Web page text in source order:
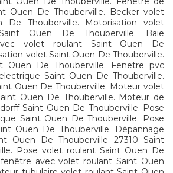
Ouen De Thouberville. Becker volet
De Thouberville. Motorisation volet
Ouen De Thouberville. Baie
volet roulant Saint Ouen De
volet Saint Ouen De Thouberville.
Ouen De Thouberville. Fenetre pvc
Saint Ouen De Thouberville.
Ouen De Thouberville. Moteur volet
Ouen De Thouberville. Moteur de
Saint Ouen De Thouberville. Pose
Saint Ouen De Thouberville. Pose
Ouen De Thouberville. Dépannage
Ouen De Thouberville 27310 Saint
Pose volet roulant Saint Ouen De
avec volet roulant Saint Ouen